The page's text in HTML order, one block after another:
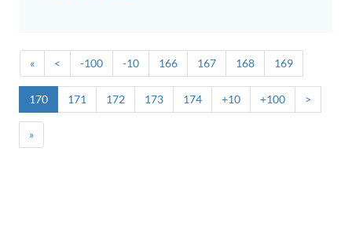
« < -100 -10 166 167 168 169
170 171 172 173 174 +10 +100 >
»